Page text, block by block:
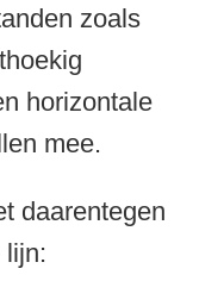
zoals
horizontale
mee.
daarentegen
lijn: